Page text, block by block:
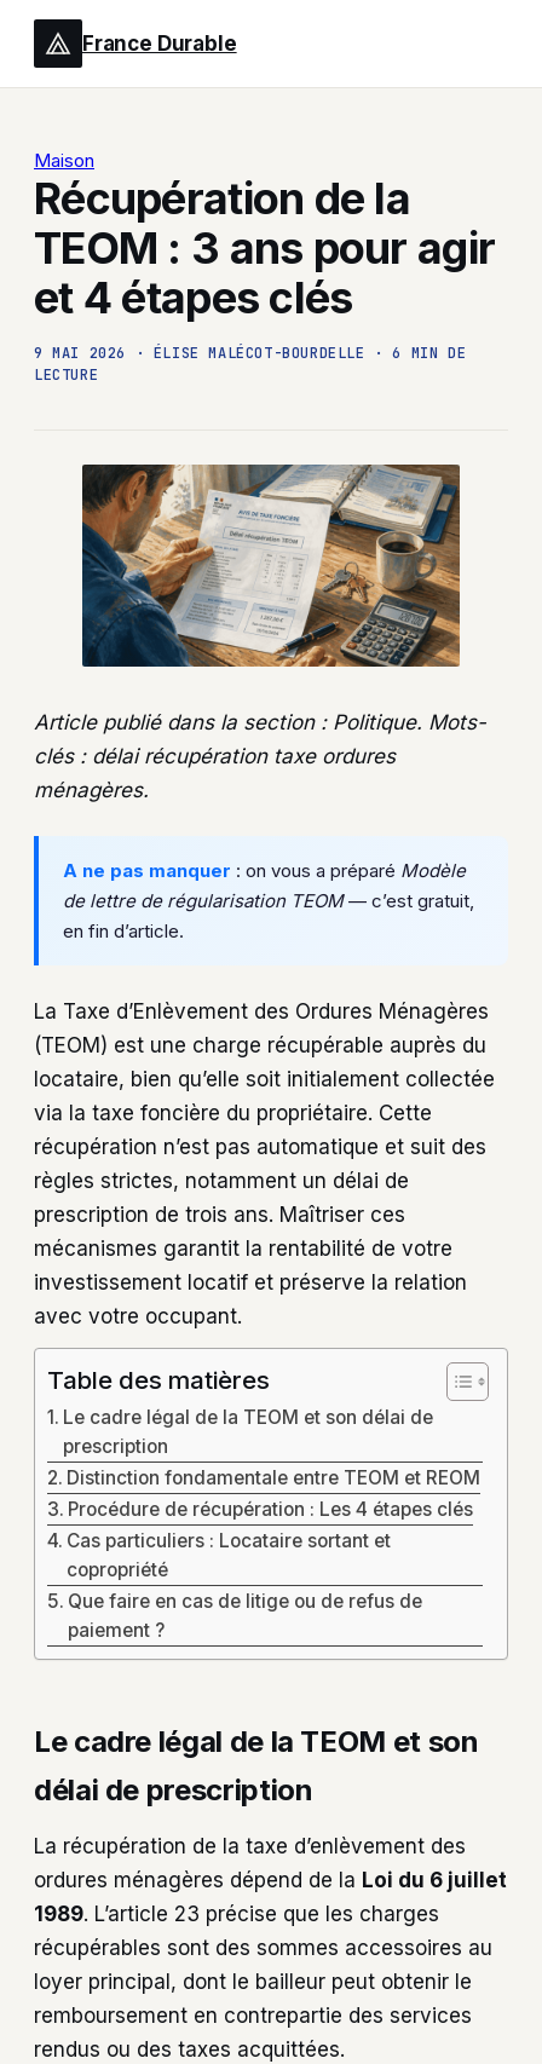
France Durable
Maison
Récupération de la
TEOM : 3 ans pour agir
et 4 étapes clés
9 MAI 2026 · ÉLISE MALÉCOT-BOURDELLE ·
6 MIN DE
LECTURE
Article publié dans la section : Politique. Mots-
clés : délai récupération taxe ordures
ménagères.
A ne pas manquer : on vous a préparé Modèle
de lettre de régularisation TEOM— c’est gratuit,
en fin d’article.
La Taxe d’Enlèvement des Ordures Ménagères
(TEOM) est une charge récupérable auprès du
locataire, bien qu’elle soit initialement collectée
via la taxe foncière du propriétaire. Cette
récupération n’est pas automatique et suit des
règles strictes, notamment un délai de
prescription de trois ans. Maîtriser ces
mécanismes garantit la rentabilité de votre
investissement locatif et préserve la relation
avec votre occupant.
Table des matières
Le cadre légal de la TEOM et son délai de
prescription
Distinction fondamentale entre TEOM et REOM
Procédure de récupération : Les 4 étapes clés
Cas particuliers : Locataire sortant et
copropriété
Que faire en cas de litige ou de refus de
paiement ?
Le cadre légal de la TEOM et son
délai de prescription
La récupération de la taxe d’enlèvement des
ordures ménagères dépend de la Loi du 6 juillet
1989. L’article 23 précise que les charges
récupérables sont des sommes accessoires au
loyer principal, dont le bailleur peut obtenir le
remboursement en contrepartie des services
rendus ou des taxes acquittées.